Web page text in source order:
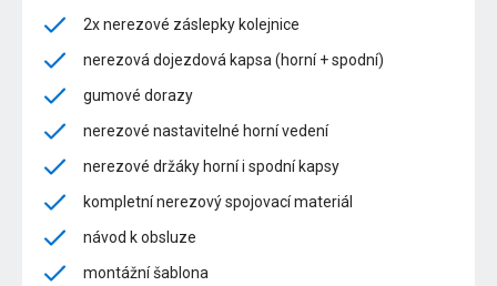
2x nerezové záslepky kolejnice
nerezová dojezdová kapsa (horní + spodní)
gumové dorazy
nerezové nastavitelné horní vedení
nerezové držáky horní i spodní kapsy
kompletní nerezový spojovací materiál
návod k obsluze
montážní šablona